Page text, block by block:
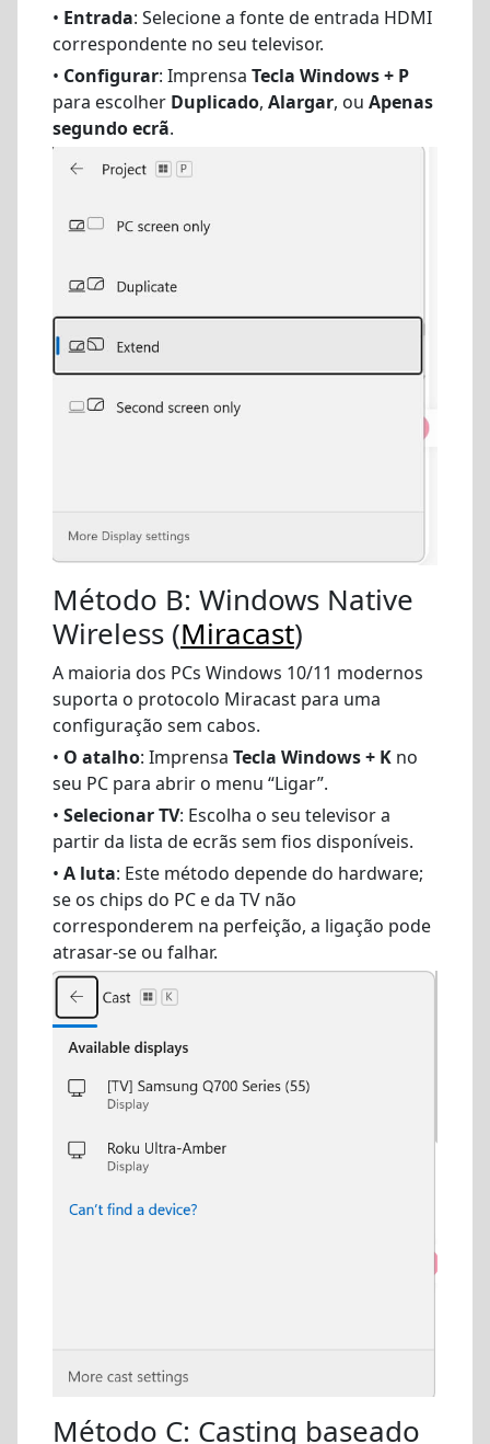
• Entrada: Selecione a fonte de entrada HDMI
correspondente no seu televisor.
• Configurar: Imprensa Tecla Windows + P
para escolher Duplicado, Alargar, ou Apenas
segundo ecrã.
Método B: Windows Native
Wireless (Miracast)
A maioria dos PCs Windows 10/11 modernos
suporta o protocolo Miracast para uma
configuração sem cabos.
• O atalho: Imprensa Tecla Windows + K no
seu PC para abrir o menu “Ligar”.
• Selecionar TV: Escolha o seu televisor a
partir da lista de ecrãs sem fios disponíveis.
• A luta: Este método depende do hardware;
se os chips do PC e da TV não
corresponderem na perfeição, a ligação pode
atrasar-se ou falhar.
Método C: Casting baseado